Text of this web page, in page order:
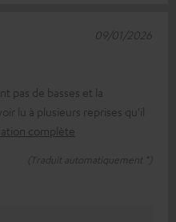
pas de basses et la
lu à plusieurs reprises qu'il
complète
(Traduit automatiquement *)
09/01/2026